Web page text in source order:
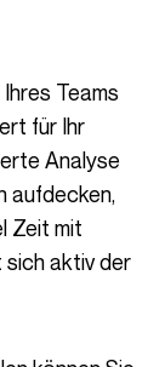
für Ihr
Analyse
aufdecken,
Zeit mit
aktiv der